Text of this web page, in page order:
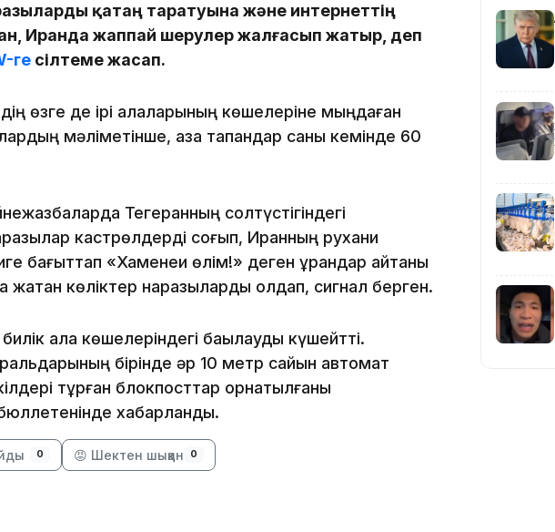
қатаң таратуына және интернеттің
Иранда жаппай шерулер жалғасып жатыр, деп
ге сілтеме жасап.
өзге де ірі қалаларының көшелеріне мыңдаған
мәліметінше, қаза тапқандар саны кемінде 60
Тегеранның солтүстігіндегі
кастрөлдерді соғып, Иранның рухани
бағыттап «Хаменеи өлім!» деген ұрандар айтқаны
жатқан көліктер наразыларды қолдап, сигнал берген.
қала көшелеріндегі бақылауды күшейтті.
бірінде әр 10 метр сайын автомат
тұрған блокпосттар орнатылғаны
хабарланды.
0 😡 Шектен шыққан 0
18:50
17:33